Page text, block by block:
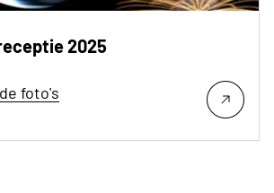
2025
foto's